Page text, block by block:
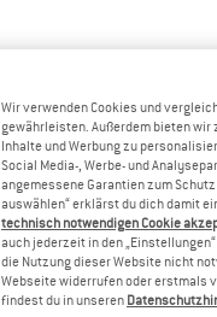
Wir verwenden Cookies und
gewährleisten. Außerdem bieten
Inhalte und Werbung zu
Social Media-, Werbe- und
angemessene Garantien zum
auswählen“ erklärst du dich damit
technisch notwendigen Cookie
auch jederzeit in den
die Nutzung dieser Website nicht
Webseite widerrufen oder erstmals
findest du in unseren